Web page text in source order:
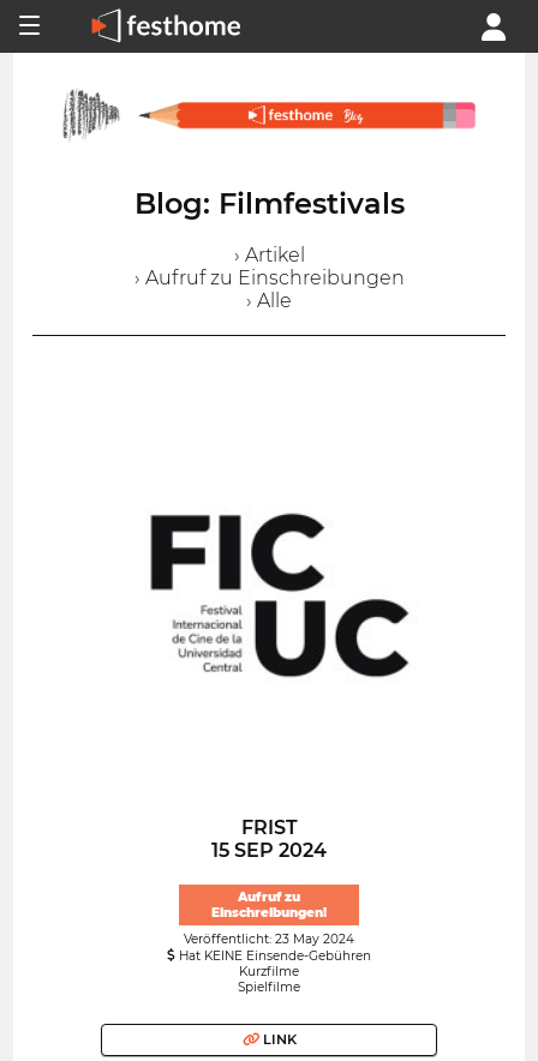
Blog: Filmfestivals
› Artikel
› Aufruf zu Einschreibungen
› Alle
FRIST
15 SEP 2024
Aufruf zu
Einschreibungen!
Veröffentlicht: 23 May 2024
Hat KEINE Einsende-Gebühren
Kurzfilme
Spielfilme
LINK